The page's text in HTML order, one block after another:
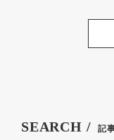
SEARCH / 記